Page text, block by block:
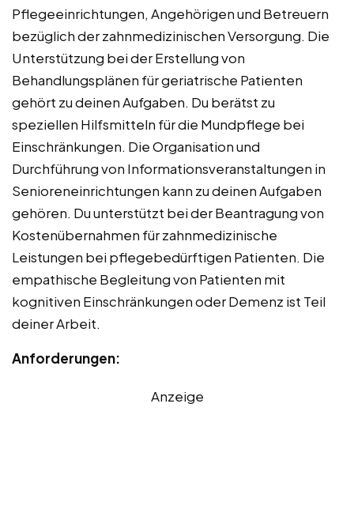
Pflegeeinrichtungen, Angehörigen und Betreuern
bezüglich der zahnmedizinischen Versorgung. Die
Unterstützung bei der Erstellung von
Behandlungsplänen für geriatrische Patienten
gehört zu deinen Aufgaben. Du berätst zu
speziellen Hilfsmitteln für die Mundpflege bei
Einschränkungen. Die Organisation und
Durchführung von Informationsveranstaltungen in
Senioreneinrichtungen kann zu deinen Aufgaben
gehören. Du unterstützt bei der Beantragung von
Kostenübernahmen für zahnmedizinische
Leistungen bei pflegebedürftigen Patienten. Die
empathische Begleitung von Patienten mit
kognitiven Einschränkungen oder Demenz ist Teil
deiner Arbeit.
Anforderungen:
Anzeige